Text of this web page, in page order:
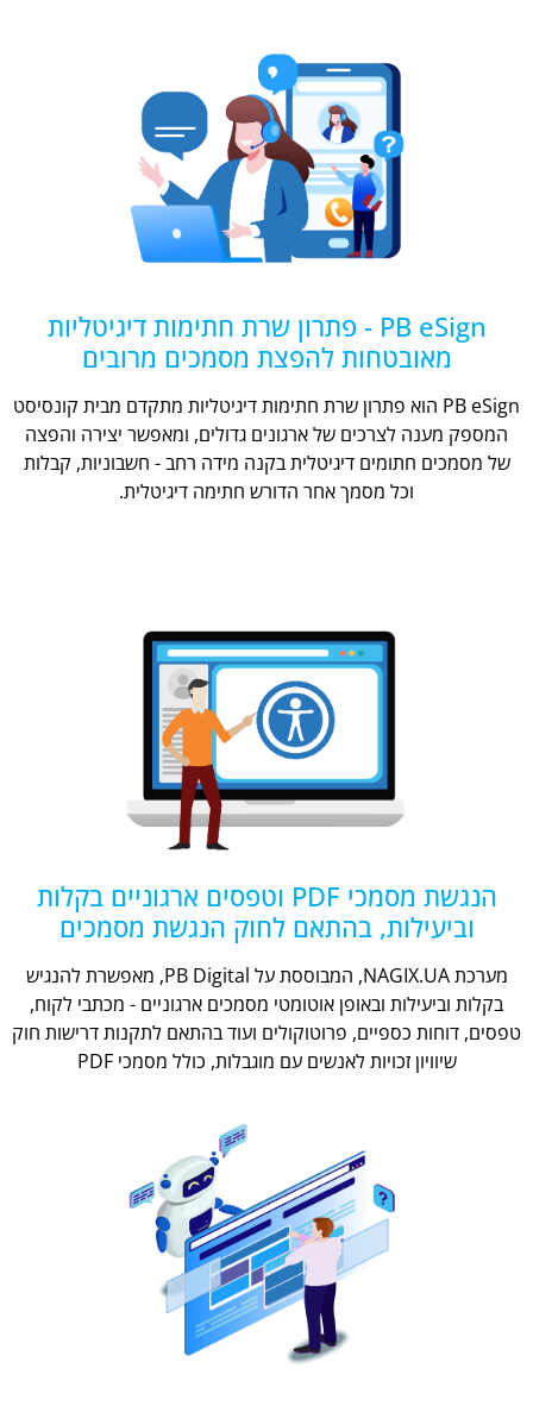
PB eSign - פתרון שרת חתימות דיגיטליות
מאובטחות להפצת מסמכים מרובים
PB eSign הוא פתרון שרת חתימות דיגיטליות מתקדם מבית קונסיסט
המספק מענה לצרכים של ארגונים גדולים, ומאפשר יצירה והפצה
של מסמכים חתומים דיגיטלית בקנה מידה רחב - חשבוניות, קבלות
וכל מסמך אחר הדורש חתימה דיגיטלית.
הנגשת מסמכי PDF וטפסים ארגוניים בקלות
וביעילות, בהתאם לחוק הנגשת מסמכים
מערכת NAGIX.UA, המבוססת על PB Digital, מאפשרת להנגיש
בקלות וביעילות ובאופן אוטומטי מסמכים ארגוניים - מכתבי לקוח,
טפסים, דוחות כספיים, פרוטוקולים ועוד בהתאם לתקנות דרישות חוק
שיוויון זכויות לאנשים עם מוגבלות, כולל מסמכי PDF